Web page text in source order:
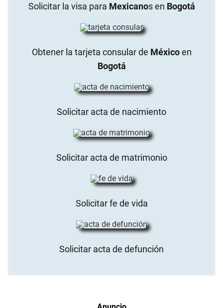
Solicitar la visa para Mexicanos en Bogotá
Obtener la tarjeta consular de Méxicoen
Bogotá
Solicitar acta de nacimiento
Solicitar acta de matrimonio
Solicitar fe de vida
Solicitar acta de defunción